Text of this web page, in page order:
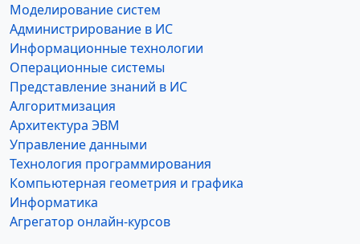
Моделирование систем
Администрирование в ИС
Информационные технологии
Операционные системы
Представление знаний в ИС
Алгоритмизация
Архитектура ЭВМ
Управление данными
Технология программирования
Компьютерная геометрия и графика
Информатика
Агрегатор онлайн-курсов